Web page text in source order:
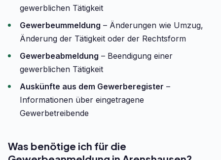
gewerblichen Tätigkeit
Gewerbeummeldung – Änderungen wie Umzug,
Änderung der Tätigkeit oder der Rechtsform
Gewerbeabmeldung – Beendigung einer
gewerblichen Tätigkeit
Auskünfte aus dem Gewerberegister –
Informationen über eingetragene
Gewerbetreibende
Was benötige ich für die